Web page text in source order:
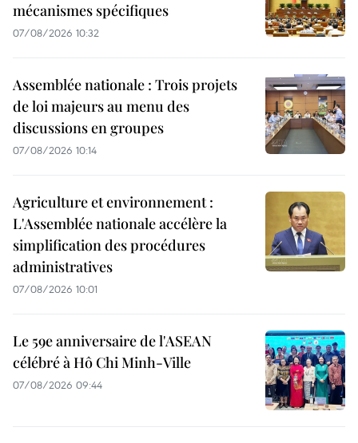
mécanismes spécifiques
07/08/2026 10:32
Assemblée nationale : Trois projets
de loi majeurs au menu des
discussions en groupes
07/08/2026 10:14
Agriculture et environnement :
L'Assemblée nationale accélère la
simplification des procédures
administratives
07/08/2026 10:01
Le 59e anniversaire de l'ASEAN
célébré à Hô Chi Minh-Ville
07/08/2026 09:44